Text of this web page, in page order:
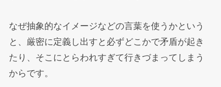
なぜ抽象的なイメージなどの言葉を使うかという
と、厳密に定義し出すと必ずどこかで矛盾が起き
たり、そこにとらわれすぎて行きづまってしまう
からです。